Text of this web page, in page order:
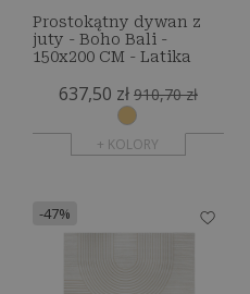
Prostokątny dywan z
juty - Boho Bali -
150x200 CM - Latika
637,50 zł 910,70 zł
+ KOLORY
-47%